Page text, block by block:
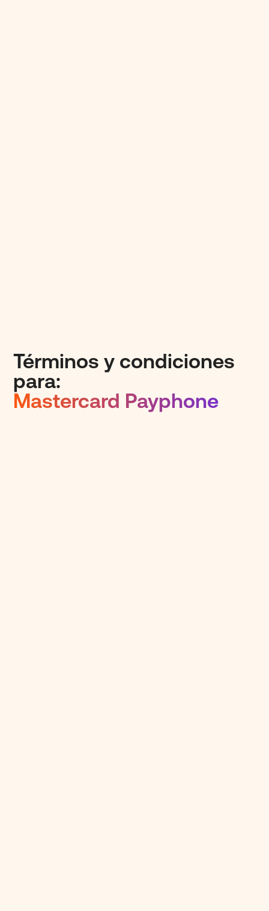
Términos y condiciones
para:
Mastercard Payphone